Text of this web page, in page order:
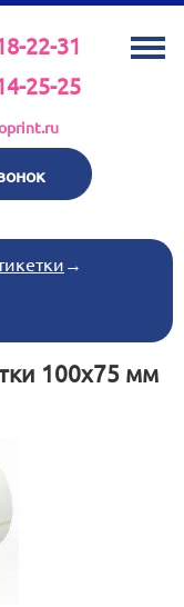
22-31
25-25
→
100х75 мм